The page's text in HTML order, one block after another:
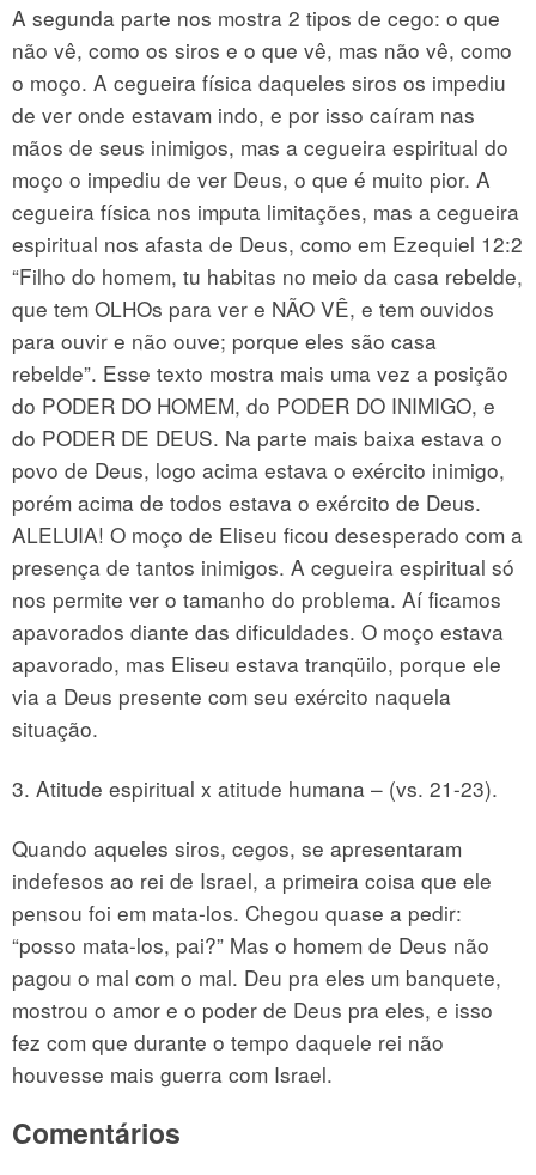
A segunda parte nos mostra 2 tipos de cego: o que
não vê, como os siros e o que vê, mas não vê, como
o moço. A cegueira física daqueles siros os impediu
de ver onde estavam indo, e por isso caíram nas
mãos de seus inimigos, mas a cegueira espiritual do
moço o impediu de ver Deus, o que é muito pior. A
cegueira física nos imputa limitações, mas a cegueira
espiritual nos afasta de Deus, como em Ezequiel 12:2
“Filho do homem, tu habitas no meio da casa rebelde,
que tem OLHOs para ver e NÃO VÊ, e tem ouvidos
para ouvir e não ouve; porque eles são casa
rebelde”. Esse texto mostra mais uma vez a posição
do PODER DO HOMEM, do PODER DO INIMIGO, e
do PODER DE DEUS. Na parte mais baixa estava o
povo de Deus, logo acima estava o exército inimigo,
porém acima de todos estava o exército de Deus.
ALELUIA! O moço de Eliseu ficou desesperado com a
presença de tantos inimigos. A cegueira espiritual só
nos permite ver o tamanho do problema. Aí ficamos
apavorados diante das dificuldades. O moço estava
apavorado, mas Eliseu estava tranqüilo, porque ele
via a Deus presente com seu exército naquela
situação.
3. Atitude espiritual x atitude humana – (vs. 21-23).
Quando aqueles siros, cegos, se apresentaram
indefesos ao rei de Israel, a primeira coisa que ele
pensou foi em mata-los. Chegou quase a pedir:
“posso mata-los, pai?” Mas o homem de Deus não
pagou o mal com o mal. Deu pra eles um banquete,
mostrou o amor e o poder de Deus pra eles, e isso
fez com que durante o tempo daquele rei não
houvesse mais guerra com Israel.
Comentários